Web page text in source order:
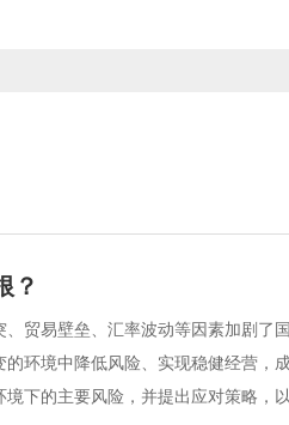
？
贸易壁垒、汇率波动等因素加剧了
环境中降低风险、实现稳健经营，
下的主要风险，并提出应对策略，